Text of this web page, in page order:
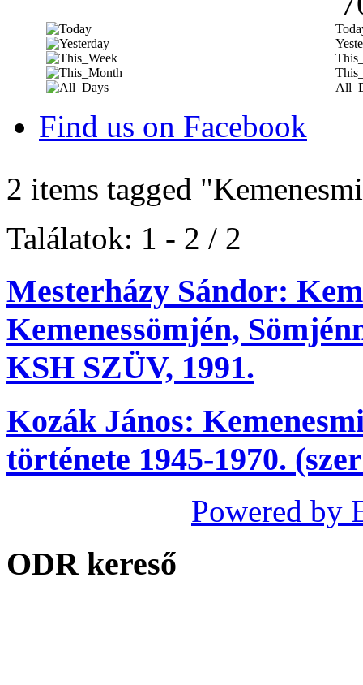
Find us on Facebook
2 items tagged
Találatok: 1 - 2 / 2
Mesterházy Sándor:
Kemenessömjén,
KSH SZÜV, 1991.
Kozák János:
története 1945-1970.
Powered by
ODR kereső